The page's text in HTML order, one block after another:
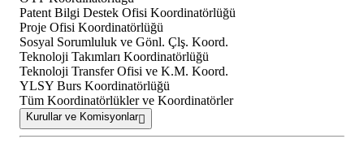
Patent Bilgi Destek Ofisi Koordinatörlüğü
Proje Ofisi Koordinatörlüğü
Sosyal Sorumluluk ve Gönl. Çlş. Koord.
Teknoloji Takımları Koordinatörlüğü
Teknoloji Transfer Ofisi ve K.M. Koord.
YLSY Burs Koordinatörlüğü
Tüm Koordinatörlükler ve Koordinatörler
Kurullar ve Komisyonlar